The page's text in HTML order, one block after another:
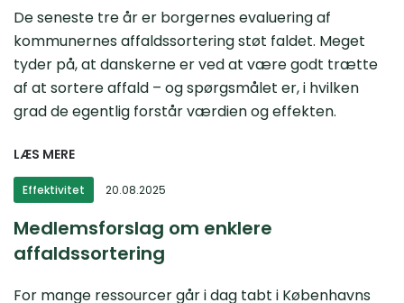
De seneste tre år er borgernes evaluering af
kommunernes affaldssortering støt faldet. Meget
tyder på, at danskerne er ved at være godt trætte
af at sortere affald – og spørgsmålet er, i hvilken
grad de egentlig forstår værdien og effekten.
LÆS MERE
Effektivitet 20.08.2025
Medlemsforslag om enklere
affaldssortering
For mange ressourcer går i dag tabt i Københavns